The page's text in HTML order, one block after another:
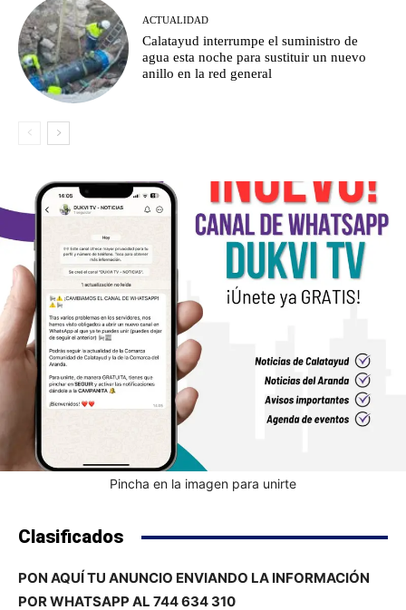
ACTUALIDAD
Calatayud interrumpe el suministro de
agua esta noche para sustituir un nuevo
anillo en la red general
Pincha en la imagen para unirte
Clasificados
PON AQUÍ TU ANUNCIO ENVIANDO LA INFORMACIÓN
POR WHATSAPP AL 744 634 310